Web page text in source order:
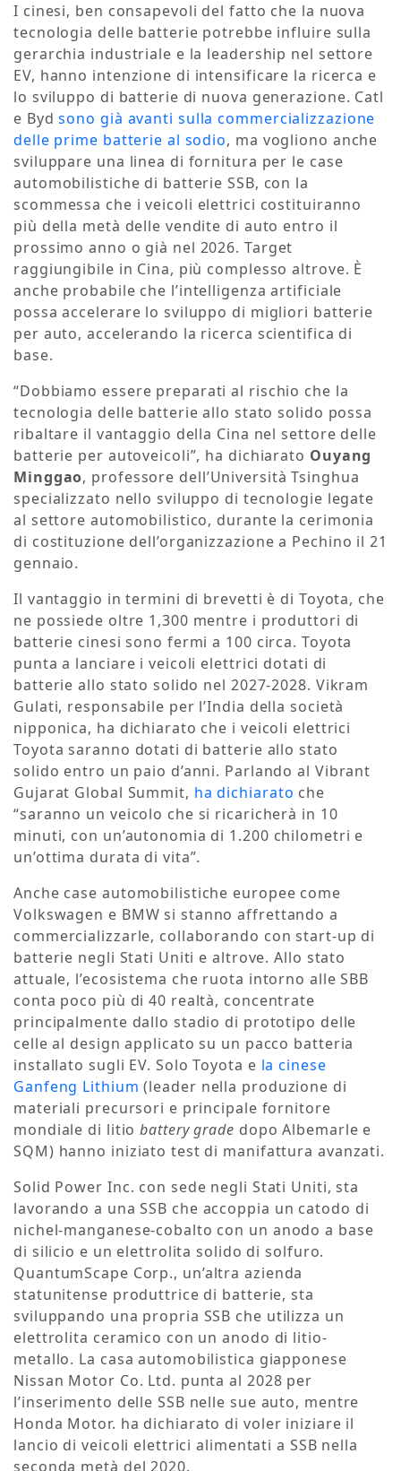
I cinesi, ben consapevoli del fatto che la nuova
tecnologia delle batterie potrebbe influire sulla
gerarchia industriale e la leadership nel settore
EV, hanno intenzione di intensificare la ricerca e
lo sviluppo di batterie di nuova generazione. Catl
e Bydsono già avanti sulla commercializzazione
delle prime batterie al sodio, ma vogliono anche
sviluppare una linea di fornitura per le case
automobilistiche di batterie SSB, con la
scommessa che i veicoli elettrici costituiranno
più della metà delle vendite di auto entro il
prossimo anno o già nel 2026. Target
raggiungibile in Cina, più complesso altrove. È
anche probabile che l’intelligenza artificiale
possa accelerare lo sviluppo di migliori batterie
per auto, accelerando la ricerca scientifica di
base.
“Dobbiamo essere preparati al rischio che la
tecnologia delle batterie allo stato solido possa
ribaltare il vantaggio della Cina nel settore delle
batterie per autoveicoli”, ha dichiarato Ouyang
Minggao, professore dell’Università Tsinghua
specializzato nello sviluppo di tecnologie legate
al settore automobilistico, durante la cerimonia
di costituzione dell’organizzazione a Pechino il 21
gennaio.
Il vantaggio in termini di brevetti è di Toyota, che
ne possiede oltre 1,300 mentre i produttori di
batterie cinesi sono fermi a 100 circa. Toyota
punta a lanciare i veicoli elettrici dotati di
batterie allo stato solido nel 2027-2028. Vikram
Gulati, responsabile per l’India della società
nipponica, ha dichiarato che i veicoli elettrici
Toyota saranno dotati di batterie allo stato
solido entro un paio d’anni. Parlando al Vibrant
Gujarat Global Summit, ha dichiarato che
“saranno un veicolo che si ricaricherà in 10
minuti, con un’autonomia di 1.200 chilometri e
un’ottima durata di vita”.
Anche case automobilistiche europee come
Volkswagen e BMW si stanno affrettando a
commercializzarle, collaborando con start-up di
batterie negli Stati Uniti e altrove. Allo stato
attuale, l’ecosistema che ruota intorno alle SBB
conta poco più di 40 realtà, concentrate
principalmente dallo stadio di prototipo delle
celle al design applicato su un pacco batteria
installato sugli EV. Solo Toyota e la cinese
Ganfeng Lithium (leader nella produzione di
materiali precursori e principale fornitore
mondiale di litiobattery grade dopo Albemarle e
SQM) hanno iniziato test di manifattura avanzati.
Solid Power Inc. con sede negli Stati Uniti, sta
lavorando a una SSB che accoppia un catodo di
nichel-manganese-cobalto con un anodo a base
di silicio e un elettrolita solido di solfuro.
QuantumScape Corp., un’altra azienda
statunitense produttrice di batterie, sta
sviluppando una propria SSB che utilizza un
elettrolita ceramico con un anodo di litio-
metallo. La casa automobilistica giapponese
Nissan Motor Co. Ltd. punta al 2028 per
l’inserimento delle SSB nelle sue auto, mentre
Honda Motor. ha dichiarato di voler iniziare il
lancio di veicoli elettrici alimentati a SSB nella
seconda metà del 2020.